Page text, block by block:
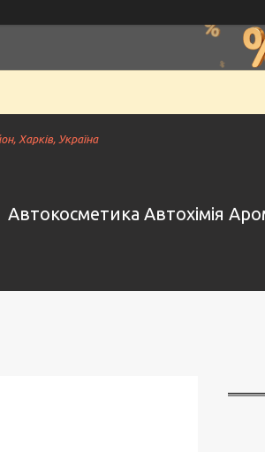
Харків, Україна
Автокосметика Автохімія